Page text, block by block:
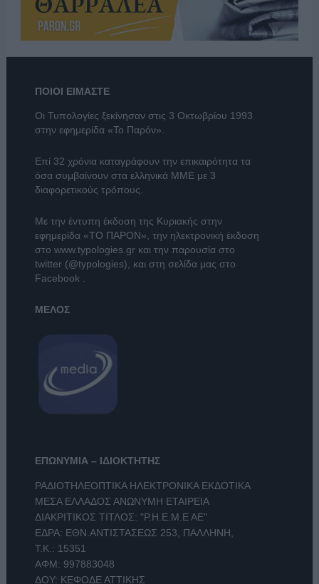
ΠΟΙΟΙ ΕΙΜΑΣΤΕ
Οι Τυπολογίες ξεκίνησαν στις 3 Οκτωβρίου 1993
στην εφημερίδα «Το Παρόν».
Επί 32 χρόνια καταγράφουν την επικαιρότητα τα
όσα συμβαίνουν στα ελληνικά ΜΜΕ με 3
διαφορετικούς τρόπους.
Με την έντυπη έκδοση της Κυριακής στην
εφημερίδα «ΤΟ ΠΑΡΟΝ» , την ηλεκτρονική έκδοση
στο www.typologies.grκαι την παρουσία στο
twitter (@typologies) , και στη σελίδα μας στο
Facebook
ΜΕΛΟΣ
ΕΠΩΝΥΜΙΑ – ΙΔΙΟΚΤΗΤΗΣ
ΡΑΔΙΟΤΗΛΕΟΠΤΙΚΑ ΗΛΕΚΤΡΟΝΙΚΑ ΕΚΔΟΤΙΚΑ
ΜΕΣΑ ΕΛΛΑΔΟΣ ΑΝΩΝΥΜΗ ΕΤΑΙΡΕΙΑ
ΔΙΑΚΡΙΤΙΚΟΣ ΤΙΤΛΟΣ: "Ρ.Η.Ε.Μ.Ε ΑΕ"
ΕΔΡΑ: ΕΘΝ.ΑΝΤΙΣΤΑΣΕΩΣ 253, ΠΑΛΛΗΝΗ,
Τ.Κ.: 15351
ΑΦΜ: 997883048
ΔΟΥ: ΚΕΦΟΔΕ ΑΤΤΙΚΗΣ